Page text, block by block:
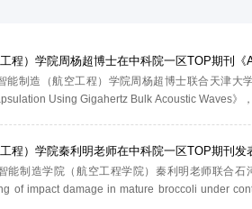
程）学院周杨超博士在中科院一区TOP期刊
能制造（航空工程）学院周杨超博士联合天津大
Using Gigahertz Bulk Acoustic Waves》
程）学院秦利明老师在中科院一区TOP期刊发
能制造学院（航空工程学院）秦利明老师联合
of impact damage in mature broccoli under